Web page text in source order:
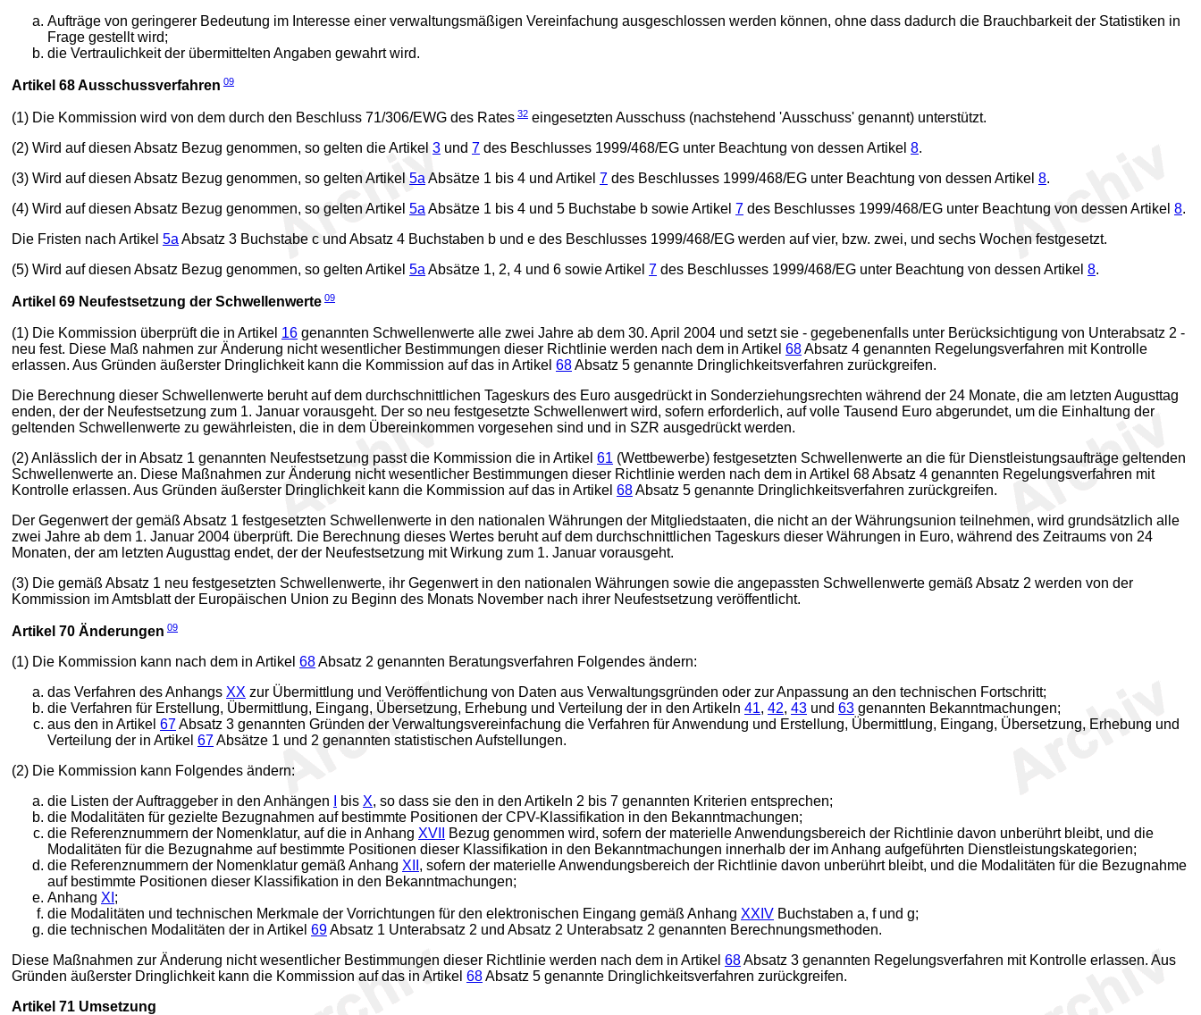
Aufträge von geringerer Bedeutung im Interesse einer verwaltungsmäßigen Vereinfachung ausgeschlossen werden können, ohne dass dadurch die Brauchbarkeit der Statistiken in
Frage gestellt wird;
die Vertraulichkeit der übermittelten Angaben gewahrt wird.
Artikel 68Ausschussverfahren 09
(1) Die Kommission wird von dem durch den Beschluss 71/306/EWG des Rates 32 eingesetzten Ausschuss (nachstehend 'Ausschuss' genannt) unterstützt.
(2) Wird auf diesen Absatz Bezug genommen, so gelten die Artikel 3 und 7 des Beschlusses 1999/468/EG unter Beachtung von dessen Artikel 8.
(3) Wird auf diesen Absatz Bezug genommen, so gelten Artikel 5a Absätze 1 bis 4 und Artikel 7 des Beschlusses 1999/468/EG unter Beachtung von dessen Artikel 8.
(4) Wird auf diesen Absatz Bezug genommen, so gelten Artikel 5a Absätze 1 bis 4 und 5 Buchstabe b sowie Artikel 7 des Beschlusses 1999/468/EG unter Beachtung von dessen Artikel 8.
Die Fristen nach Artikel 5a Absatz 3 Buchstabe c und Absatz 4 Buchstaben b und e des Beschlusses 1999/468/EG werden auf vier, bzw. zwei, und sechs Wochen festgesetzt.
(5) Wird auf diesen Absatz Bezug genommen, so gelten Artikel 5a Absätze 1, 2, 4 und 6 sowie Artikel 7 des Beschlusses 1999/468/EG unter Beachtung von dessen Artikel 8.
Artikel 69 Neufestsetzung der Schwellenwerte 09
(1) Die Kommission überprüft die in Artikel 16 genannten Schwellenwerte alle zwei Jahre ab dem 30. April 2004 und setzt sie - gegebenenfalls unter Berücksichtigung von Unterabsatz 2 -
neu fest. Diese Maß nahmen zur Änderung nicht wesentlicher Bestimmungen dieser Richtlinie werden nach dem in Artikel 68Absatz 4 genannten Regelungsverfahren mit Kontrolle
erlassen. Aus Gründen äußerster Dringlichkeit kann die Kommission auf das in Artikel 68Absatz 5 genannte Dringlichkeitsverfahren zurückgreifen.
Die Berechnung dieser Schwellenwerte beruht auf dem durchschnittlichen Tageskurs des Euro ausgedrückt in Sonderziehungsrechten während der 24 Monate, die am letzten Augusttag
enden, der der Neufestsetzung zum 1. Januar vorausgeht. Der so neu festgesetzte Schwellenwert wird, sofern erforderlich, auf volle Tausend Euro abgerundet, um die Einhaltung der
geltenden Schwellenwerte zu gewährleisten, die in dem Übereinkommen vorgesehen sind und in SZR ausgedrückt werden.
(2) Anlässlich der in Absatz 1 genannten Neufestsetzung passt die Kommission die in Artikel 61 (Wettbewerbe) festgesetzten Schwellenwerte an die für Dienstleistungsaufträge geltenden
Schwellenwerte an. Diese Maßnahmen zur Änderung nicht wesentlicher Bestimmungen dieser Richtlinie werden nach dem in Artikel 68 Absatz 4 genannten Regelungsverfahren mit
Kontrolle erlassen. Aus Gründen äußerster Dringlichkeit kann die Kommission auf das in Artikel 68Absatz 5 genannte Dringlichkeitsverfahren zurückgreifen.
Der Gegenwert der gemäß Absatz 1 festgesetzten Schwellenwerte in den nationalen Währungen der Mitgliedstaaten, die nicht an der Währungsunion teilnehmen, wird grundsätzlich alle
zwei Jahre ab dem 1. Januar 2004 überprüft. Die Berechnung dieses Wertes beruht auf dem durchschnittlichen Tageskurs dieser Währungen in Euro, während des Zeitraums von 24
Monaten, der am letzten Augusttag endet, der der Neufestsetzung mit Wirkung zum 1. Januar vorausgeht.
(3) Die gemäß Absatz 1 neu festgesetzten Schwellenwerte, ihr Gegenwert in den nationalen Währungen sowie die angepassten Schwellenwerte gemäß Absatz 2 werden von der
Kommission im Amtsblatt der Europäischen Union zu Beginn des Monats November nach ihrer Neufestsetzung veröffentlicht.
Artikel 70 Änderungen 09
(1) Die Kommission kann nach dem in Artikel 68Absatz 2 genannten Beratungsverfahren Folgendes ändern:
das Verfahren des Anhangs XX zur Übermittlung und Veröffentlichung von Daten aus Verwaltungsgründen oder zur Anpassung an den technischen Fortschritt;
die Verfahren für Erstellung, Übermittlung, Eingang, Übersetzung, Erhebung und Verteilung der in den Artikeln 41, 42, 43 und 63 genannten Bekanntmachungen;
aus den in Artikel 67Absatz 3 genannten Gründen der Verwaltungsvereinfachung die Verfahren für Anwendung und Erstellung, Übermittlung, Eingang, Übersetzung, Erhebung und
Verteilung der in Artikel 67Absätze 1 und 2 genannten statistischen Aufstellungen.
(2) Die Kommission kann Folgendes ändern:
die Listen der Auftraggeber in den Anhängen
bis X, so dass sie den in den Artikeln 2 bis 7 genannten Kriterien entsprechen;
die Modalitäten für gezielte Bezugnahmen auf bestimmte Positionen der CPV-Klassifikation in den Bekanntmachungen;
die Referenznummern der Nomenklatur, auf die in Anhang XVII
Bezug genommen wird, sofern der materielle Anwendungsbereich der Richtlinie davon unberührt bleibt, und die
Modalitäten für die Bezugnahme auf bestimmte Positionen dieser Klassifikation in den Bekanntmachungen innerhalb der im Anhang aufgeführten Dienstleistungskategorien;
die Referenznummern der Nomenklatur gemäß Anhang XII , sofern der materielle Anwendungsbereich der Richtlinie davon unberührt bleibt, und die Modalitäten für die Bezugnahme
auf bestimmte Positionen dieser Klassifikation in den Bekanntmachungen;
Anhang XI ;
die Modalitäten und technischen Merkmale der Vorrichtungen für den elektronischen Eingang gemäß Anhang XXIV Buchstaben a, f und g;
die technischen Modalitäten der in Artikel 69Absatz 1 Unterabsatz 2 und Absatz 2 Unterabsatz 2 genannten Berechnungsmethoden.
Diese Maßnahmen zur Änderung nicht wesentlicher Bestimmungen dieser Richtlinie werden nach dem in Artikel 68Absatz 3 genannten Regelungsverfahren mit Kontrolle erlassen. Aus
Gründen äußerster Dringlichkeit kann die Kommission auf das in Artikel 68Absatz 5 genannte Dringlichkeitsverfahren zurückgreifen.
Artikel 71 Umsetzung